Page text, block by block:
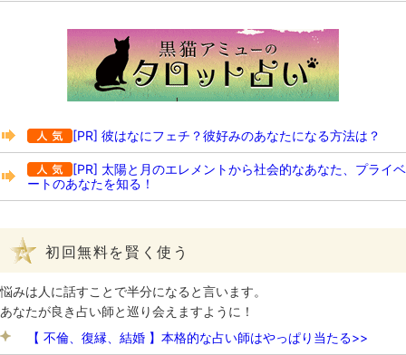
[PR] 彼はなにフェチ？彼好みのあなたになる方法は？
[PR] 太陽と月のエレメントから社会的なあなた、プライベ
ートのあなたを知る！
初回無料を賢く使う
悩みは人に話すことで半分になると言います。
あなたが良き占い師と巡り会えますように！
【 不倫、復縁、結婚 】本格的な占い師はやっぱり当たる>>